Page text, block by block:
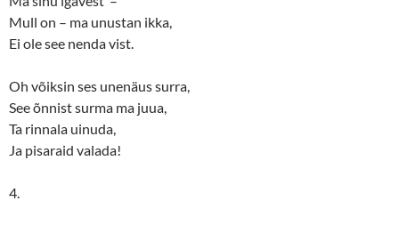
Mull on – ma unustan ikka,
Ei ole see nenda vist.
Oh võiksin ses unenäus surra,
See õnnist surma ma juua,
Ta rinnala uinuda,
Ja pisaraid valada!
4.